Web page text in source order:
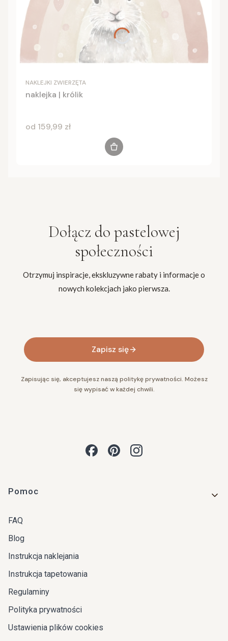
NAKLEJKI ZWIERZĘTA
naklejka | królik
Cena
od 159,99 zł
Zobacz produkt
Dołącz do pastelowej
społeczności
Otrzymuj inspiracje, ekskluzywne rabaty i informacje o
nowych kolekcjach jako pierwsza.
Zapisz się
Zapisując się, akceptujesz naszą politykę prywatności. Możesz
się wypisać w każdej chwili.
Linki w stopce
Pomoc
FAQ
Blog
Instrukcja naklejania
Instrukcja tapetowania
Regulaminy
Polityka prywatności
Ustawienia plików cookies